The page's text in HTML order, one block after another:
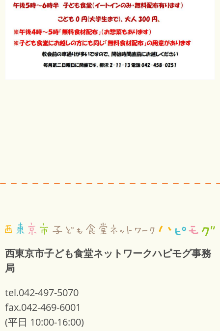
西東京市子ども食堂ネットワークハピモグ事務
局
tel.042-497-5070
fax.042-469-6001
(平日 10:00-16:00)